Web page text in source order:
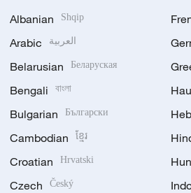
Albanian Shqip
Arabic العربية
Belarusian Беларуская
Bengali বাংলা
Bulgarian Български
Cambodian ខ្មែរ
Croatian Hrvatski
Czech Český